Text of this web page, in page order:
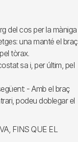
del cos per la màniga
una manté el braç
tòrax.
sa i, per últim, pel
- Amb el braç
podeu doblegar el
FINS QUE EL